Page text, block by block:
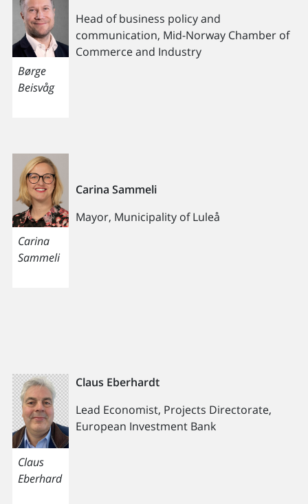
Børge
Beisvåg
Head of business policy and
communication, Mid-Norway Chamber of
Commerce and Industry
Carina
Sammeli
Carina Sammeli
Mayor, Municipality of Luleå
Claus
Eberhard
Claus Eberhardt
Lead Economist, Projects Directorate,
European Investment Bank